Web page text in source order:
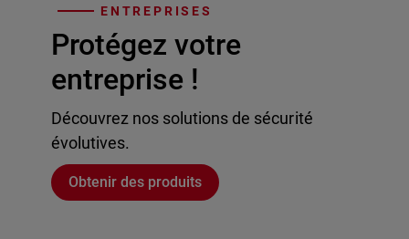
ENTREPRISES
Protégez votre
entreprise !
Découvrez nos solutions de sécurité
évolutives.
Obtenir des produits